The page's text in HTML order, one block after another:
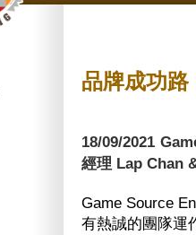
品牌成功路
18/09/2021
經理 Lap Chan
Game Source
有熱誠的團隊運